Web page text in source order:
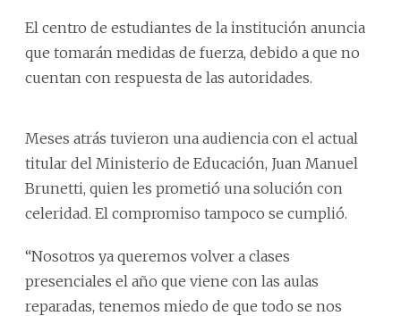
El centro de estudiantes de la institución anuncia
que tomarán medidas de fuerza, debido a que no
cuentan con respuesta de las autoridades.
Meses atrás tuvieron una audiencia con el actual
titular del Ministerio de Educación, Juan Manuel
Brunetti, quien les prometió una solución con
celeridad. El compromiso tampoco se cumplió.
“Nosotros ya queremos volver a clases
presenciales el año que viene con las aulas
reparadas, tenemos miedo de que todo se nos